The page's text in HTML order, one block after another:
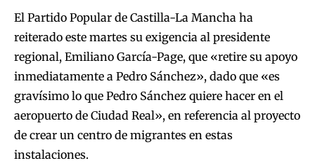
El Partido Popular de Castilla-La Mancha ha
reiterado este martes su exigencia al presidente
regional, Emiliano García-Page, que «retire su apoyo
inmediatamente a Pedro Sánchez», dado que «es
gravísimo lo que Pedro Sánchez quiere hacer en el
aeropuerto de Ciudad Real», en referencia al proyecto
de crear un centro de migrantes en estas
instalaciones.